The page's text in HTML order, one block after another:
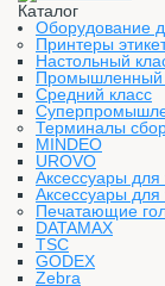
Каталог
Оборудование
Принтеры
Настольный
Промышленный
Средний класс
Терминалы
MINDEO
UROVO
Аксессуары
Аксессуары
Печатающие
DATAMAX
TSC
GODEX
Zebra